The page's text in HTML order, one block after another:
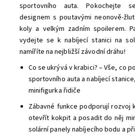
sportovního auta. Pokochejte
designem s poutavými neonově-
koly a velkým zadním spoilerem.
vydejte se k nabíjecí stanici na
namíříte na nejbližší závodní dráhu!
Co se ukrývá v krabici? – Vše, co
sportovního auta a nabíjecí
minifigurka řidiče
Zábavné funkce podporují rozvoj
otevřít kokpit a posadit do něj
solární panely nabíjecího bodu a